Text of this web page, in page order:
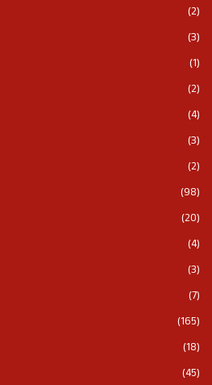
(2)
(3)
(1)
(2)
(4)
(3)
(2)
(98)
(20)
(4)
(3)
(7)
(165)
(18)
(45)